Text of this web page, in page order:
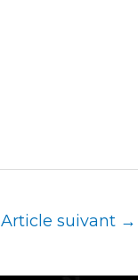
Article suivant →